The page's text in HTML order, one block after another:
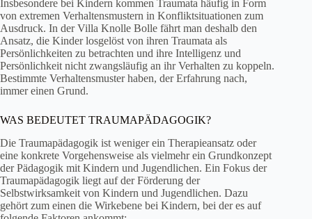
Insbesondere bei Kindern kommen Traumata häufig in Form
von extremen Verhaltensmustern in Konfliktsituationen zum
Ausdruck. In der Villa Knolle Bolle fährt man deshalb den
Ansatz, die Kinder losgelöst von ihren Traumata als
Persönlichkeiten zu betrachten und ihre Intelligenz und
Persönlichkeit nicht zwangsläufig an ihr Verhalten zu koppeln.
Bestimmte Verhaltensmuster haben, der Erfahrung nach,
immer einen Grund.
WAS BEDEUTET TRAUMAPÄDAGOGIK?
Die Traumapädagogik ist weniger ein Therapieansatz oder
eine konkrete Vorgehensweise als vielmehr ein Grundkonzept
der Pädagogik mit Kindern und Jugendlichen. Ein Fokus der
Traumapädagogik liegt auf der Förderung der
Selbstwirksamkeit von Kindern und Jugendlichen. Dazu
gehört zum einen die Wirkebene bei Kindern, bei der es auf